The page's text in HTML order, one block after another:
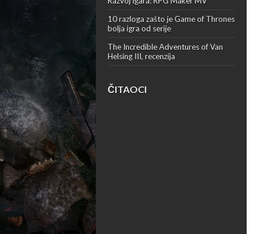
10 razloga zašto je Game of Thrones
bolja igra od serije
The Incredible Adventures of Van
Helsing III, recenzija
ČITAOCI